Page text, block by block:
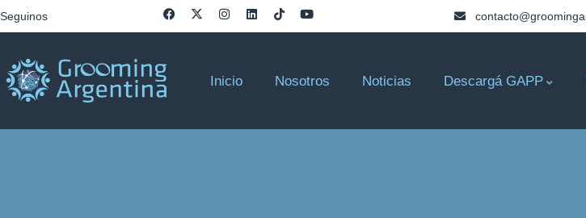
Seguinos
Inicio Nosotros Noticias Descargá GAPP